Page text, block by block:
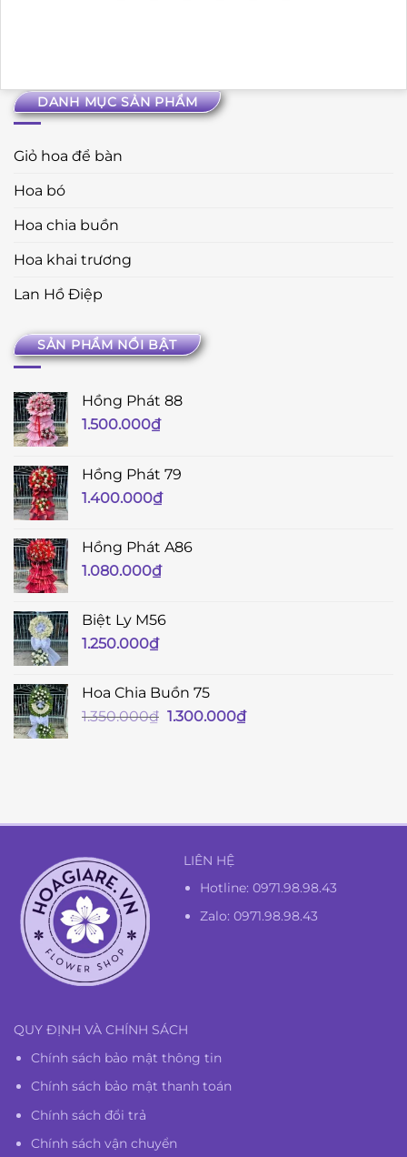
DANH MỤC SẢN PHẨM
Giỏ hoa để bàn
Hoa bó
Hoa chia buồn
Hoa khai trương
Lan Hồ Điệp
SẢN PHẨM NỔI BẬT
Hồng Phát 88
1.500.000₫
Hồng Phát 79
1.400.000₫
Hồng Phát A86
1.080.000₫
Biệt Ly M56
1.250.000₫
Hoa Chia Buồn 75
1.350.000₫ Giá
1.300.000₫Giá
LIÊN HỆ
Hotline:0971.98.98.43
Zalo: 0971.98.98.43
QUY ĐỊNH VÀ CHÍNH SÁCH
Chính sách bảo mật thông tin
Chính sách bảo mật thanh toán
Chính sách đổi trả
Chính sách vận chuyển